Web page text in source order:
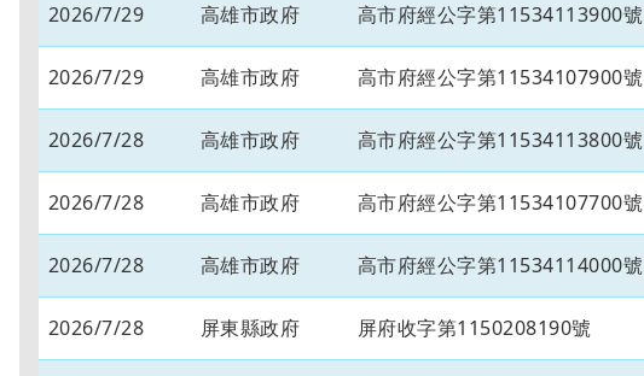
2026/7/29 高雄市政府 高市府經公字第11534113900號
2026/7/29 高雄市政府 高市府經公字第11534107900號
2026/7/28 高雄市政府 高市府經公字第11534113800號
2026/7/28 高雄市政府 高市府經公字第11534107700號
2026/7/28 高雄市政府 高市府經公字第11534114000號
2026/7/28 屏東縣政府 屏府收字第1150208190號